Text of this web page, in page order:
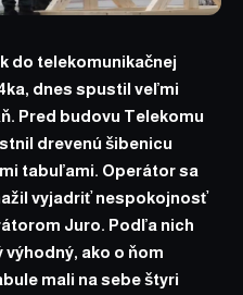
do telekomunikačnej
dnes spustil veľmi
Pred budovu Telekomu
drevenú šibenicu
tabuľami. Operátor sa
vyjadriť nespokojnosť
Juro. Podľa nich
výhodný, ako o ňom
mali na sebe štyri